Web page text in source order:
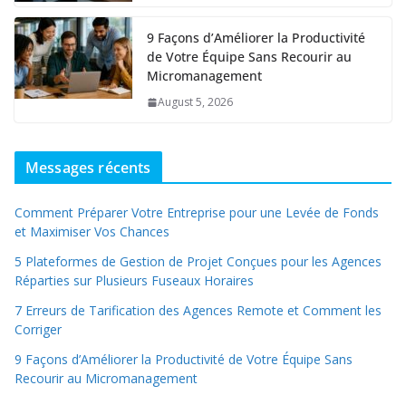
9 Façons d’Améliorer la Productivité
de Votre Équipe Sans Recourir au
Micromanagement
August 5, 2026
Messages récents
Comment Préparer Votre Entreprise pour une Levée de Fonds
et Maximiser Vos Chances
5 Plateformes de Gestion de Projet Conçues pour les Agences
Réparties sur Plusieurs Fuseaux Horaires
7 Erreurs de Tarification des Agences Remote et Comment les
Corriger
9 Façons d’Améliorer la Productivité de Votre Équipe Sans
Recourir au Micromanagement